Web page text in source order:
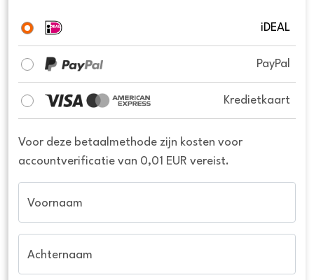
iDEAL
PayPal
Kredietkaart
Voor deze betaalmethode zijn kosten voor
accountverificatie van 0,01 EUR vereist.
Voornaam
Achternaam